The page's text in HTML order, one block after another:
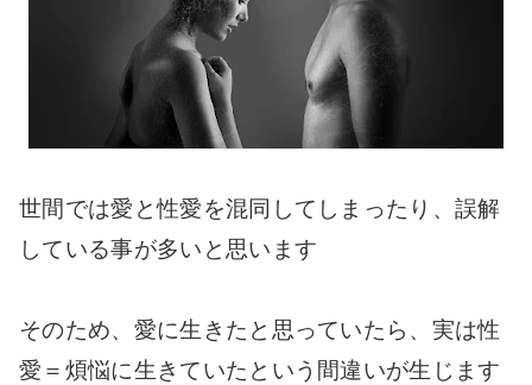
世間では愛と性愛を混同してしまったり、誤解
している事が多いと思います
そのため、愛に生きたと思っていたら、実は性
愛＝煩悩に生きていたという間違いが生じます